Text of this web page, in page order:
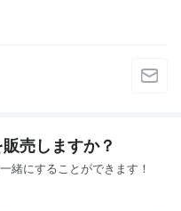
売しますか？
緒にすることができます！